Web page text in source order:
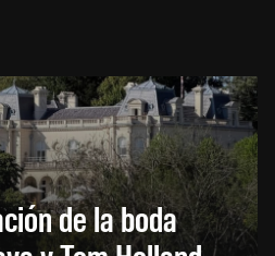
de la boda